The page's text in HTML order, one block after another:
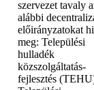
szervezet tavaly
alábbi
előirányzatokat
meg: Települési
hulladék
közszolgáltatás-
fejlesztés